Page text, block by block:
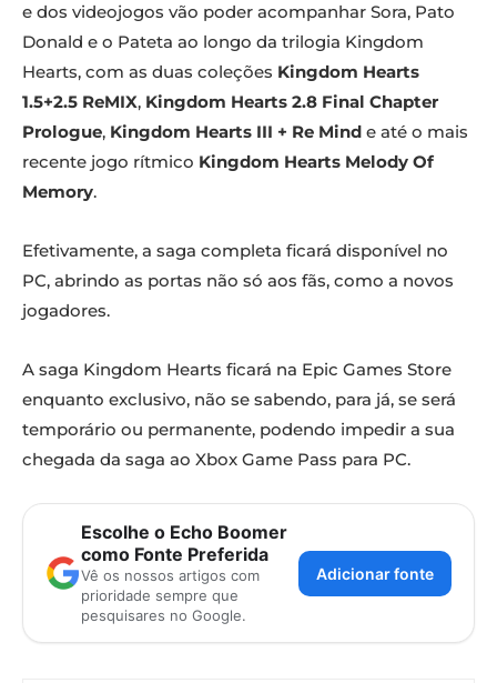
e dos videojogos vão poder acompanhar Sora, Pato
Donald e o Pateta ao longo da trilogia Kingdom
Hearts, com as duas coleções Kingdom Hearts
1.5+2.5 ReMIX, Kingdom Hearts 2.8 Final Chapter
Prologue, Kingdom Hearts III + Re Mind e até o mais
recente jogo rítmico Kingdom Hearts Melody Of
Memory.
Efetivamente, a saga completa ficará disponível no
PC, abrindo as portas não só aos fãs, como a novos
jogadores.
A saga Kingdom Hearts ficará na Epic Games Store
enquanto exclusivo, não se sabendo, para já, se será
temporário ou permanente, podendo impedir a sua
chegada da saga ao Xbox Game Pass para PC.
Escolhe o Echo Boomer
como Fonte Preferida
Vê os nossos artigos com
prioridade sempre que
pesquisares no Google.
Adicionar fonte